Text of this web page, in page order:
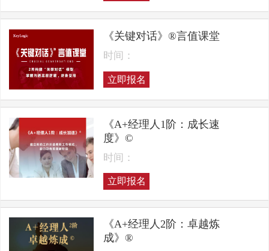
《关键对话》®言值课堂
时间：
立即报名
《A+经理人1阶：成长速
度》©
时间：
立即报名
《A+经理人2阶：卓越炼
成》®